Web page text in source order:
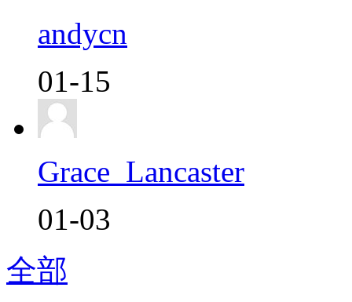
andycn
01-15
Grace_Lancaster
01-03
全部